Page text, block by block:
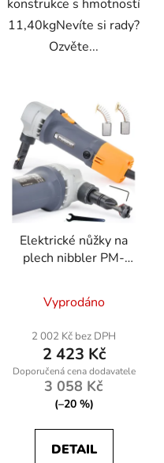
konstrukce s hmotností
11,40kgNevíte si rady?
Ozvěte...
Elektrické nůžky na
plech nibbler PM-
Vyprodáno
2 002 Kč bez DPH
2 423 Kč
3 058 Kč
(–20 %)
DETAIL